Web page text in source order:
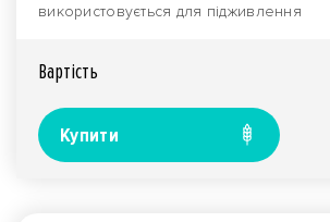
використовується для підживлення
Вартiсть
Купити